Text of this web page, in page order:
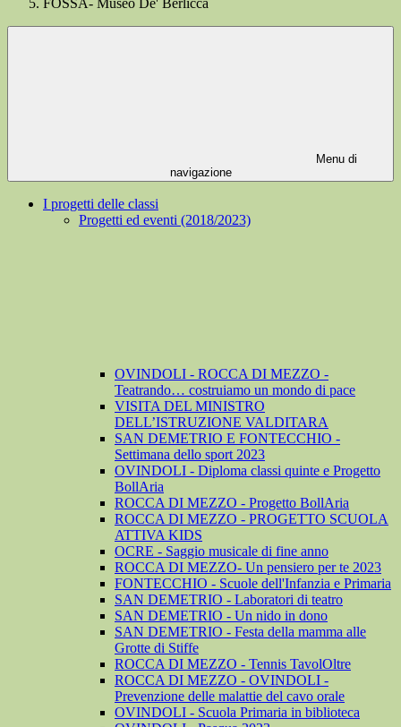
FOSSA- Museo De' Berlicca
Menu di
navigazione
I progetti delle classi
Progetti ed eventi (2018/2023)
OVINDOLI - ROCCA DI MEZZO -
Teatrando… costruiamo un mondo di pace
VISITA DEL MINISTRO
DELL’ISTRUZIONE VALDITARA
SAN DEMETRIO E FONTECCHIO -
Settimana dello sport 2023
OVINDOLI - Diploma classi quinte e Progetto
BollAria
ROCCA DI MEZZO - Progetto BollAria
ROCCA DI MEZZO - PROGETTO SCUOLA
ATTIVA KIDS
OCRE - Saggio musicale di fine anno
ROCCA DI MEZZO- Un pensiero per te 2023
FONTECCHIO - Scuole dell'Infanzia e Primaria
SAN DEMETRIO - Laboratori di teatro
SAN DEMETRIO - Un nido in dono
SAN DEMETRIO - Festa della mamma alle
Grotte di Stiffe
ROCCA DI MEZZO - Tennis TavolOltre
ROCCA DI MEZZO - OVINDOLI -
Prevenzione delle malattie del cavo orale
OVINDOLI - Scuola Primaria in biblioteca